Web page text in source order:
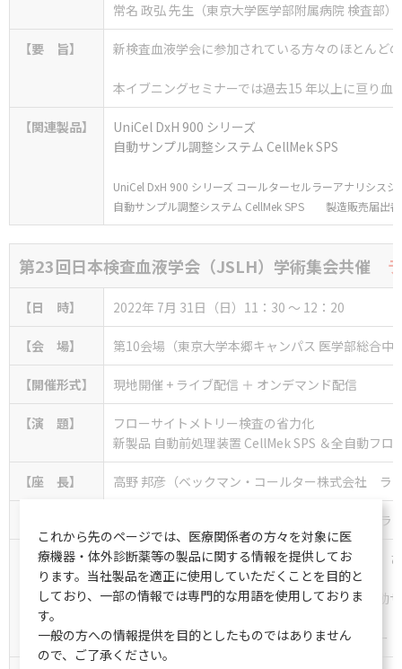
常名 政弘 先生（東京大学医学部附属病院 検査部）
【要 旨】 新検査血液学会に参加されている方々のほとんど
本イブニングセミナーでは過去15 年以上に亘り
【関連製品】
UniCel DxH 900 シリーズ
自動サンプル調整システム CellMek SPS
UniCel DxH 900 シリーズ コールターセルラーアナリシ
自動サンプル調整システム CellMek SPS 製造販売届出
第23回日本検査血液学会（JSLH）学術集会共催
【日 時】 2022年 7月 31日（日）11：30 ～ 12：20
【会 場】 第10会場（東京大学本郷キャンパス 医学部総合
【開催形式】 現地開催 + ライブ配信 ＋ オンデマンド配信
【演 題】
フローサイトメトリー検査の省力化
新製品 自動前処理装置 CellMek SPS ＆全自動フロ
【座 長】 高野 邦彦（ベックマン・コールター株式会社 ラ
伊藤 俊行（ベックマン・コールター株式会社 ラ
【要 旨】 昨今、働き方改革やコスト削減の圧力などから、
まず、2022年7月に販売を開始します新製品 自動
続いて、全自動クリニカルフローサイトメーター
これから先のページでは、医療関係者の方々を対象に医
療機器・体外診断薬等の製品に関する情報を提供してお
ります。当社製品を適正に使用していただくことを目的と
しており、一部の情報では専門的な用語を使用しておりま
す。
一般の方への情報提供を目的としたものではありません
ので、ご了承ください。